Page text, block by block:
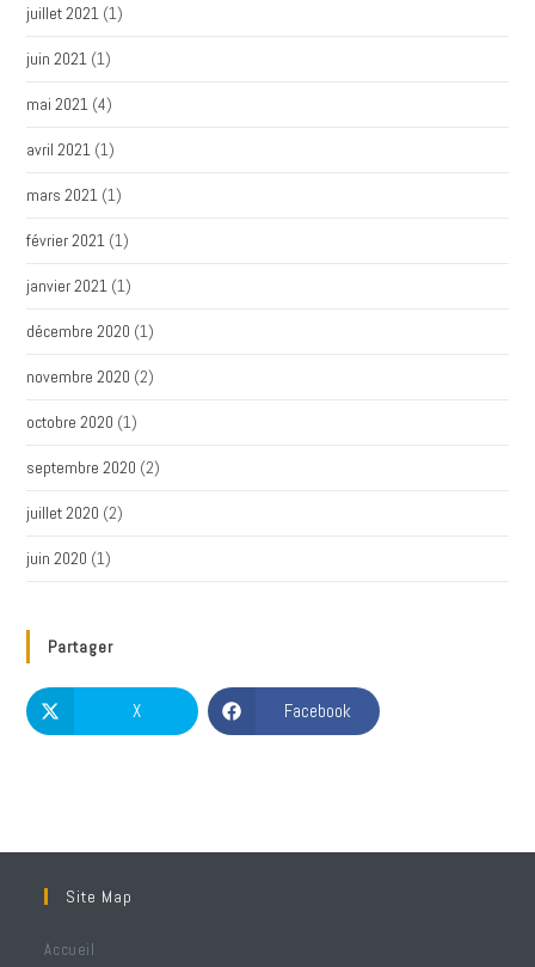
juillet 2021 (1)
juin 2021 (1)
mai 2021 (4)
avril 2021 (1)
mars 2021 (1)
février 2021 (1)
janvier 2021 (1)
décembre 2020 (1)
novembre 2020 (2)
octobre 2020 (1)
septembre 2020 (2)
juillet 2020 (2)
juin 2020 (1)
Partager
X Facebook
Site Map
Accueil